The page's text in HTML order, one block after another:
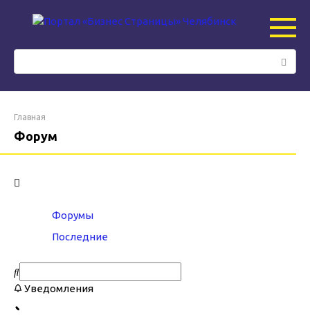
Главная
Форум
Форумы
Последние
Уведомления